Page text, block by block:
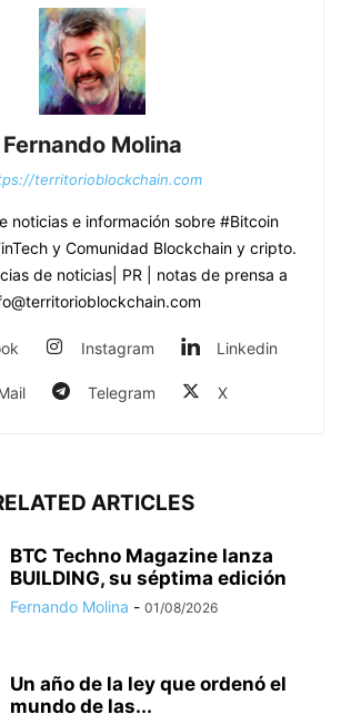
Fernando Molina
territorioblockchain.com
noticias e información sobre #Bitcoin
y Comunidad Blockchain y cripto.
de noticias| PR | notas de prensa a
Instagram Linkedin
Telegram X
ARTICLES
BTC Techno Magazine lanza
BUILDING, su séptima edición
Fernando Molina - 01/08/2026
Un año de la ley que ordenó el
mundo de las...